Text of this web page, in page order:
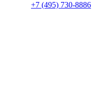
+7 (495) 730-8886